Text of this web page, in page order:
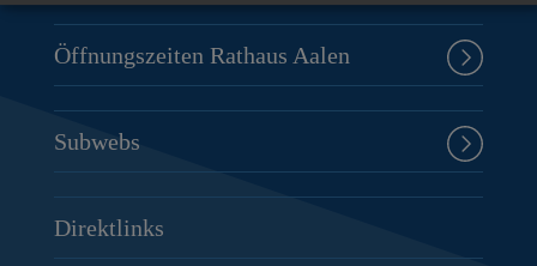
Öffnungszeiten Rathaus Aalen
Subwebs
Direktlinks